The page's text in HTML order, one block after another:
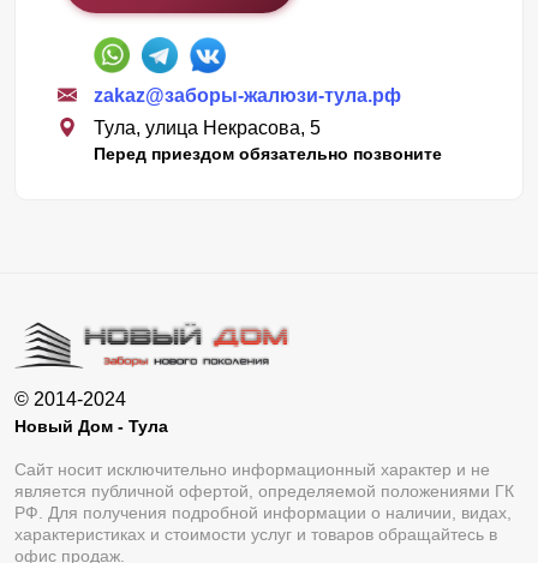
zakaz@заборы-жалюзи-тула.рф
Тула, улица Некрасова, 5
Перед приездом обязательно позвоните
© 2014-2024
Новый Дом - Тула
Сайт носит исключительно информационный характер и не
является публичной офертой, определяемой положениями ГК
РФ. Для получения подробной информации о наличии, видах,
характеристиках и стоимости услуг и товаров обращайтесь в
офис продаж.